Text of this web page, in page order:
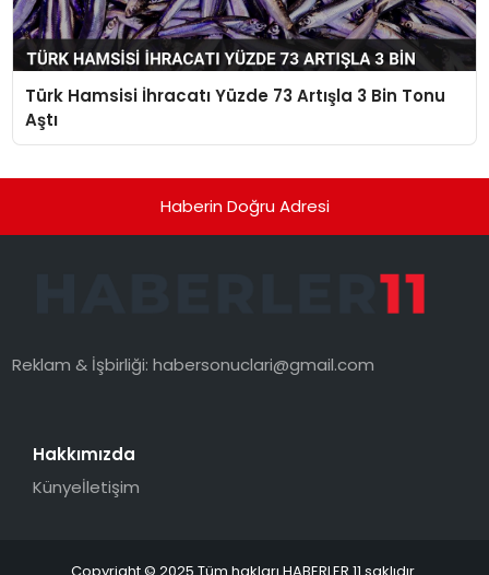
Türk Hamsisi İhracatı Yüzde 73 Artışla 3 Bin Tonu
Aştı
Haberin Doğru Adresi
Reklam & İşbirliği:habersonuclari@gmail.com
Hakkımızda
Künyeİletişim